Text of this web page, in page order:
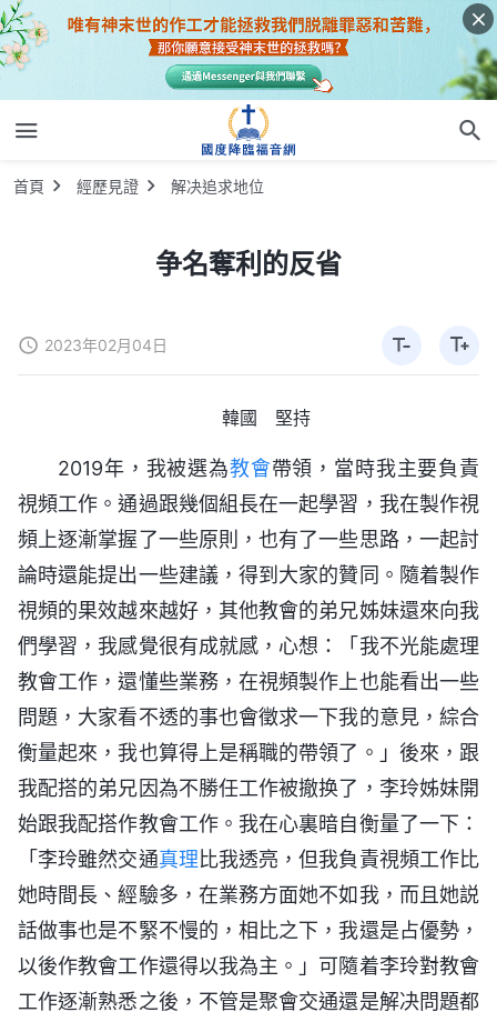
首頁 經歷見證 解决追求地位
争名奪利的反省
2023年02月04日
韓國 堅持
2019年，我被選為教會帶領，當時我主要負責
視頻工作。通過跟幾個組長在一起學習，我在製作視
頻上逐漸掌握了一些原則，也有了一些思路，一起討
論時還能提出一些建議，得到大家的贊同。隨着製作
視頻的果效越來越好，其他教會的弟兄姊妹還來向我
們學習，我感覺很有成就感，心想：「我不光能處理
教會工作，還懂些業務，在視頻製作上也能看出一些
問題，大家看不透的事也會徵求一下我的意見，綜合
衡量起來，我也算得上是稱職的帶領了。」後來，跟
我配搭的弟兄因為不勝任工作被撤换了，李玲姊妹開
始跟我配搭作教會工作。我在心裏暗自衡量了一下：
「李玲雖然交通真理 比我透亮，但我負責視頻工作比
她時間長、經驗多，在業務方面她不如我，而且她説
話做事也是不緊不慢的，相比之下，我還是占優勢，
以後作教會工作還得以我為主。」可隨着李玲對教會
工作逐漸熟悉之後，不管是聚會交通還是解决問題都